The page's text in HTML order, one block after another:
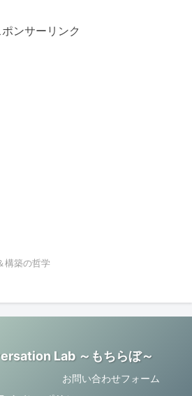
ポンサーリンク
構築の哲学
Lab ～もちらぼ～
お問い合わせフォーム